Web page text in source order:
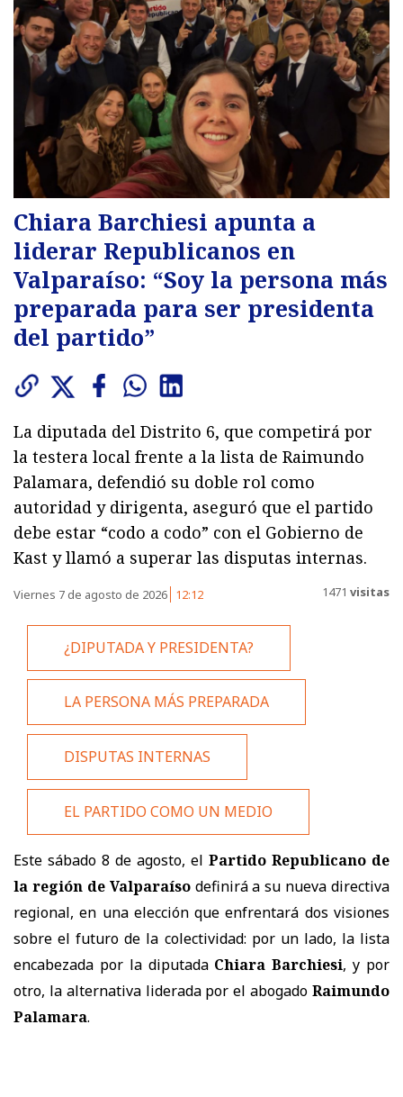
Chiara Barchiesi apunta a
liderar Republicanos en
Valparaíso: “Soy la persona más
preparada para ser presidenta
del partido”
La diputada del Distrito 6, que competirá por
la testera local frente a la lista de Raimundo
Palamara, defendió su doble rol como
autoridad y dirigenta, aseguró que el partido
debe estar “codo a codo” con el Gobierno de
Kast y llamó a superar las disputas internas.
Viernes 7 de agosto de 2026 12:12 1471 visitas
¿DIPUTADA Y PRESIDENTA?
LA PERSONA MÁS PREPARADA
DISPUTAS INTERNAS
EL PARTIDO COMO UN MEDIO
Este sábado 8 de agosto, el Partido Republicano de
la región de Valparaísodefinirá a su nueva directiva
regional, en una elección que enfrentará dos visiones
sobre el futuro de la colectividad: por un lado, la lista
encabezada por la diputada Chiara Barchiesi, y por
otro, la alternativa liderada por el abogado Raimundo
Palamara.